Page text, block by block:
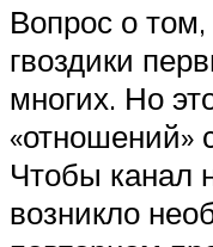
Вопрос о
гвоздики
многих. Но
«отношений»
Чтобы канал
возникло